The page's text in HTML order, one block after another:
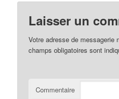
Laisser un
Votre adresse de messagerie
champs obligatoires sont
Commentaire